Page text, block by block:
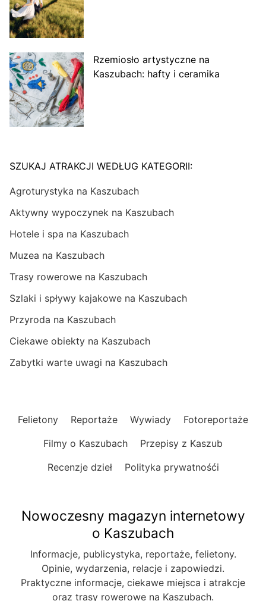
Rzemiosło artystyczne na
Kaszubach: hafty i ceramika
SZUKAJ ATRAKCJI WEDŁUG KATEGORII:
Agroturystyka na Kaszubach
Aktywny wypoczynek na Kaszubach
Hotele i spa na Kaszubach
Muzea na Kaszubach
Trasy rowerowe na Kaszubach
Szlaki i spływy kajakowe na Kaszubach
Przyroda na Kaszubach
Ciekawe obiekty na Kaszubach
Zabytki warte uwagi na Kaszubach
Felietony Reportaże Wywiady
Fotoreportaże
Filmy o Kaszubach
Przepisy z Kaszub
Recenzje dzieł
Polityka prywatnośći
Nowoczesny magazyn internetowy
o Kaszubach
Informacje, publicystyka, reportaże, felietony.
Opinie, wydarzenia, relacje i zapowiedzi.
Praktyczne informacje, ciekawe miejsca i atrakcje
oraz trasy rowerowe na Kaszubach.